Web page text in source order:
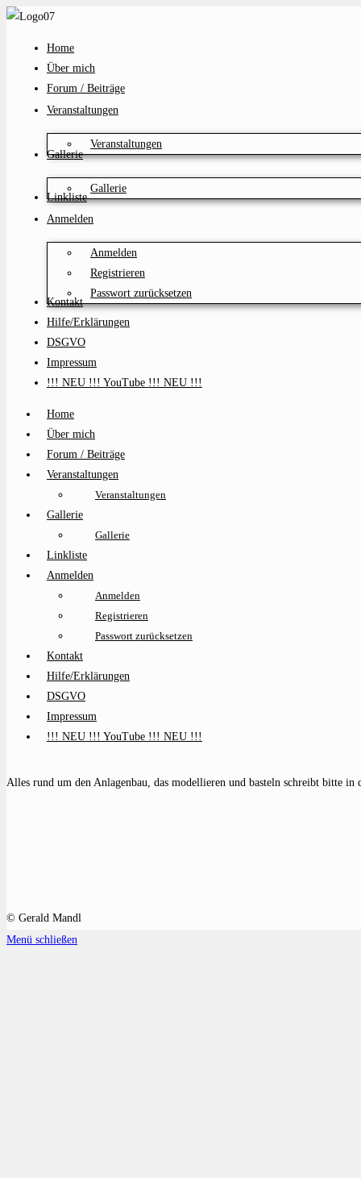
Zum
Home
Über mich
Forum / Beiträge
Veranstaltungen
Veranstaltungen
Gallerie
Gallerie
Linkliste
Anmelden
Anmelden
Registrieren
Passwort zurücksetzen
Kontakt
Hilfe/Erklärungen
DSGVO
Impressum
!!! NEU !!! YouTube !!! NEU !!!
Home
Über mich
Forum / Beiträge
Veranstaltungen
Veranstaltungen
Gallerie
Gallerie
Linkliste
Anmelden
Anmelden
Registrieren
Passwort zurücksetzen
Kontakt
Hilfe/Erklärungen
DSGVO
Impressum
!!! NEU !!! YouTube !!! NEU !!!
Alles rund um den Anlagenbau, das modellieren und basteln schreibt bitte in
© Gerald Mandl
Menü schließen